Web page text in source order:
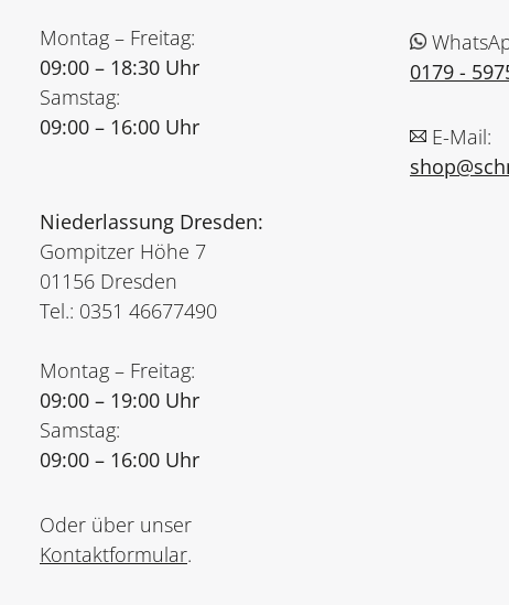
Montag – Freitag:
09:00 – 18:30 Uhr
Samstag:
09:00 – 16:00 Uhr
Niederlassung Dresden:
Gompitzer Höhe 7
01156 Dresden
Tel.: 0351 46677490
Montag – Freitag:
09:00 – 19:00 Uhr
Samstag:
09:00 – 16:00 Uhr
Oder über unser
Kontaktformular.
0179 -
E-Mail: